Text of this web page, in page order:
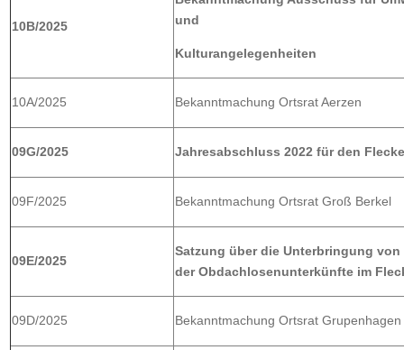
10B/2025
und
Kulturangelegenheiten
10A/2025 Bekanntmachung Ortsrat Aerzen
09G/2025 Jahresabschluss 2022 für den
09F/2025 Bekanntmachung Ortsrat Groß Berkel
09E/2025
Satzung über die Unterbringung
der Obdachlosenunterkünfte im
09D/2025 Bekanntmachung Ortsrat Grupenhagen